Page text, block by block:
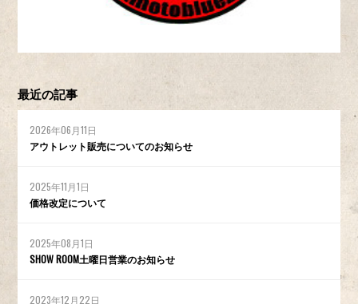
最近の記事
2026年06月11日
アウトレット販売についてのお知らせ
2025年11月1日
価格改定について
2025年08月1日
SHOW ROOM土曜日営業のお知らせ
2023年12月22日